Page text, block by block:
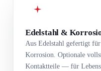
Edelstahl &
Aus Edelstahl gefertigt für
Korrosion. Optionale
Kontaktteile — für